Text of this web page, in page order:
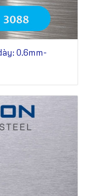
0.6mm-